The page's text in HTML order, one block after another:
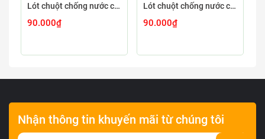
Lót chuột chống nước cỡ lớn 80x30cm dày 3mm ASTRO-03-80X30
90.000₫
Lót chuột chống nước cỡ lớn 80x30cm dày 3mm ASTRO-02-80X30
90.000₫
Nhận thông tin khuyến mãi từ chúng tôi